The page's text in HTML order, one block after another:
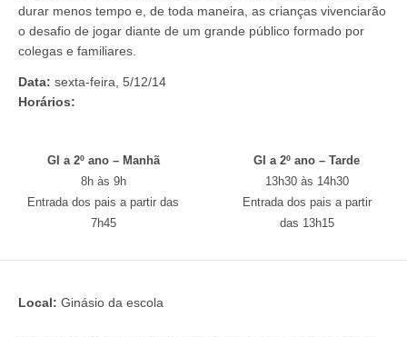
durar menos tempo e, de toda maneira, as crianças vivenciarão
o desafio de jogar diante de um grande público formado por
colegas e familiares.
Data: sexta-feira, 5/12/14
Horários:
GI a 2º ano – Manhã
8h às 9h
Entrada dos pais a partir das
7h45
GI a 2º ano – Tarde
13h30 às 14h30
Entrada dos pais a partir
das 13h15
Local: Ginásio da escola